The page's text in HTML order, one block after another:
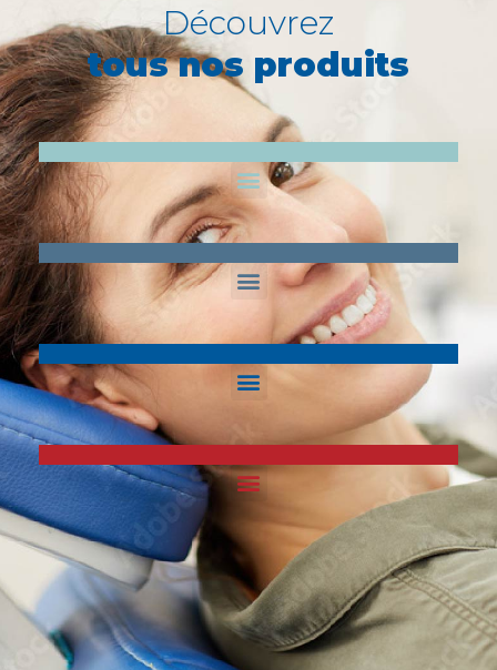
Découvrez
tous nos produits
MATÉRIAUX
CONTROLE DES INFECTIONS
DENTAIRE &
PRODUITS À USAGE UNIQUE